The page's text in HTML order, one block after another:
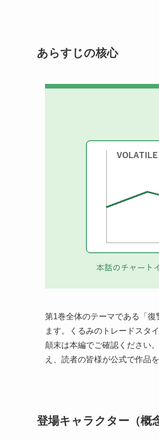
あらすじの核心
第1巻全体のテーマである「
ます。くるみのトレードスタ
顛末は本編でご確認ください
え、読者の皆様が公式で作品
登場キャラクター（概